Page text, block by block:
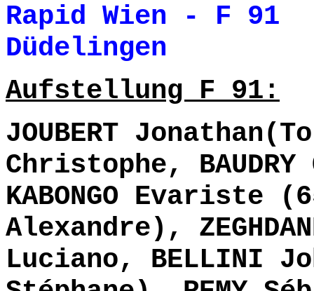
Rapid Wien - F 91
Aufstellung F 91:
JOUBERT
Christophe,
KABONGO Evariste
Alexandre),
Luciano, BELLINI